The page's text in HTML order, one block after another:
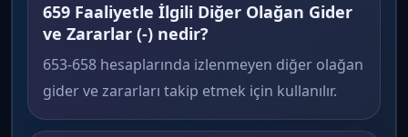
659 Faaliyetle İlgili Diğer Olağan Gider
ve Zararlar (-) nedir?
653-658 hesaplarında izlenmeyen diğer olağan
gider ve zararları takip etmek için kullanılır.